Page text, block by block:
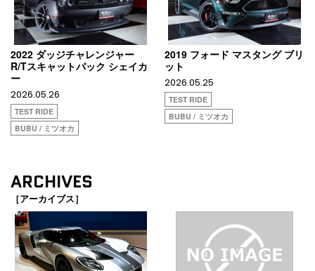
2022 ダッジチャレンジャー
R/Tスキャットパック シェイカ
ー
2026.05.26
TEST RIDE
BUBU / ミツオカ
2019 フォード マスタング ブリ
ット
2026.05.25
TEST RIDE
BUBU / ミツオカ
ARCHIVES
［アーカイブス］